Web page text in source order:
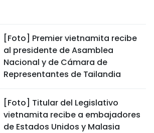
[Foto] Premier vietnamita recibe
al presidente de Asamblea
Nacional y de Cámara de
Representantes de Tailandia
[Foto] Titular del Legislativo
vietnamita recibe a embajadores
de Estados Unidos y Malasia